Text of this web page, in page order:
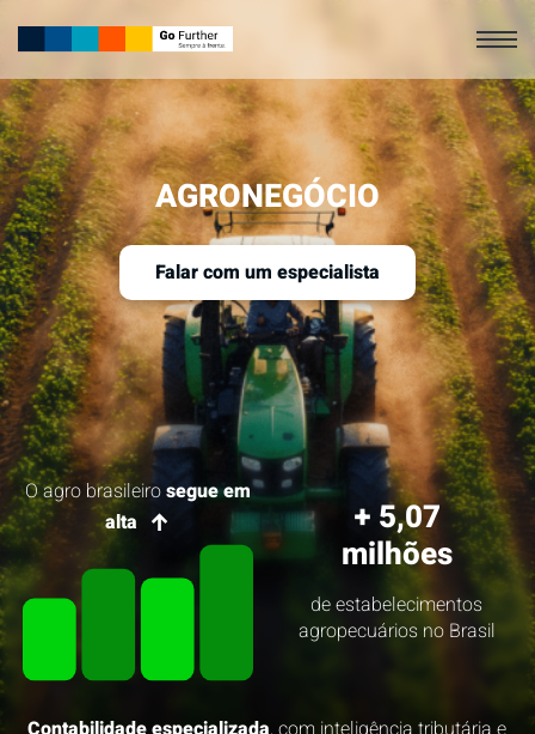
AGRONEGÓCIO
Falar com um especialista
O agro brasileirosegue em
alta ↑
+ 5,07
milhões
de estabelecimentos
agropecuários no Brasil